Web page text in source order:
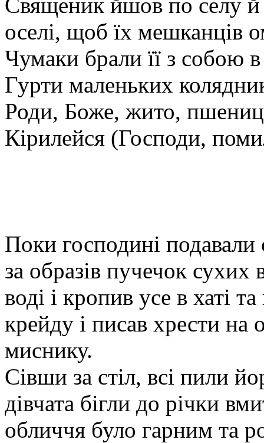
оселі, щоб їх мешканців
Чумаки брали її з собою
Гурти маленьких
Роди, Боже, жито,
Кірилейся (Господи,
Поки господині подавали
за образів пучечок сухих
воді і кропив усе в хаті
крейду і писав хрести на
миснику.
Сівши за стіл, всі пили
дівчата бігли до річки
обличчя було гарним та